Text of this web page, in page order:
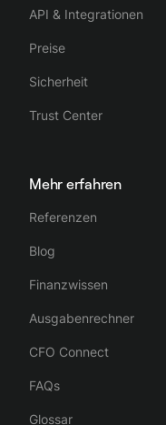
API & Integrationen
Preise
Sicherheit
Trust Center
Mehr erfahren
Referenzen
Blog
Finanzwissen
Ausgabenrechner
CFO Connect
FAQs
Glossar